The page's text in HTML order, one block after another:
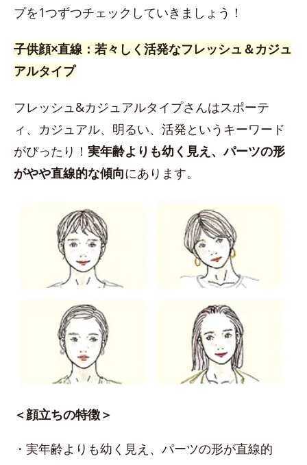
プを1つずつチェックしていきましょう！
子供顔×直線：若々しく活発なフレッシュ＆カジュ
アルタイプ
フレッシュ&カジュアルタイプさんはスポーテ
ィ、カジュアル、明るい、活発というキーワード
がぴったり！ 実年齢よりも幼く見え、パーツの形
がやや直線的な傾向にあります。
＜顔立ちの特徴＞
・実年齢よりも幼く見え、パーツの形が直線的